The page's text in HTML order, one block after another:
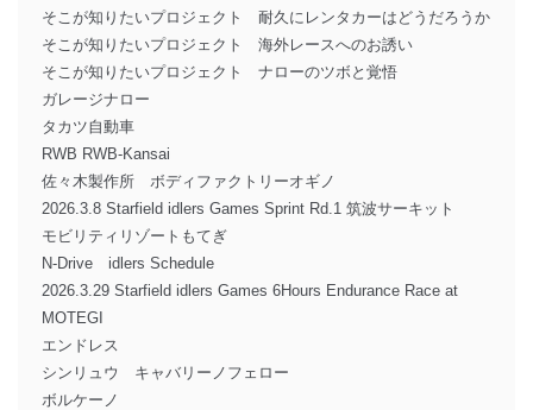
そこが知りたいプロジェクト 耐久にレンタカーはどうだろうか
そこが知りたいプロジェクト 海外レースへのお誘い
そこが知りたいプロジェクト ナローのツボと覚悟
ガレージナロー
タカツ自動車
RWB RWB-Kansai
佐々木製作所 ボディファクトリーオギノ
2026.3.8 Starfield idlers Games Sprint Rd.1 筑波サーキット
モビリティリゾートもてぎ
N-Drive idlers Schedule
2026.3.29 Starfield idlers Games 6Hours Endurance Race at
MOTEGI
エンドレス
シンリュウ キャバリーノフェロー
ボルケーノ